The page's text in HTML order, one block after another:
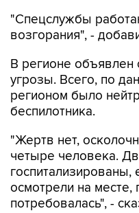
"Спецслужбы
возгорания", -
В регионе объявлен
угрозы. Всего, по
регионом было
беспилотника.
"Жертв нет,
четыре человека.
осмотрели на
потребовалась", -